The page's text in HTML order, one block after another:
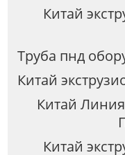
Китай
Труба пнд
Китай
Китай
Китай